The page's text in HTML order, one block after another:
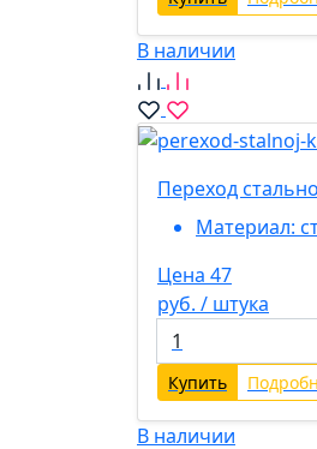
В наличии
Переход
Материал:
Цена 47
руб. / штука
Купить
В наличии